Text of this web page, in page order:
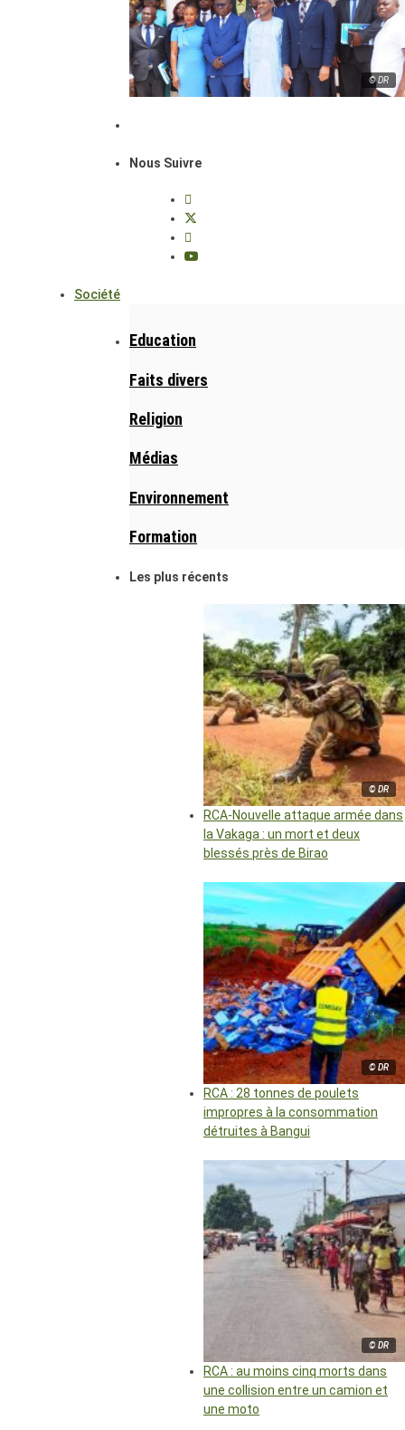
© DR
Nous Suivre
Société
Education
Faits divers
Religion
Médias
Environnement
Formation
Les plus récents
© DR
RCA-Nouvelle attaque armée dans
la Vakaga : un mort et deux
blessés près de Birao
© DR
RCA : 28 tonnes de poulets
impropres à la consommation
détruites à Bangui
© DR
RCA : au moins cinq morts dans
une collision entre un camion et
une moto